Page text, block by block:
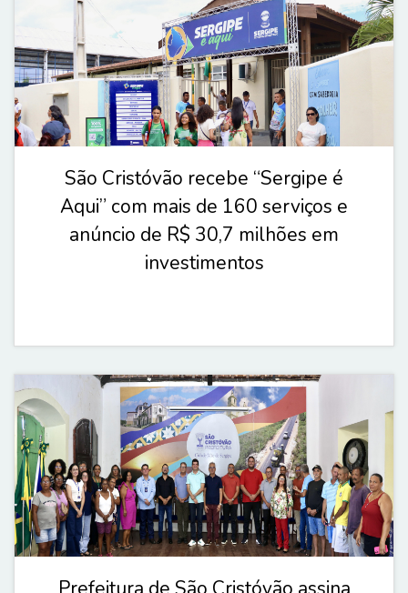
São Cristóvão recebe “Sergipe é
Aqui” com mais de 160 serviços e
anúncio de R$ 30,7 milhões em
investimentos